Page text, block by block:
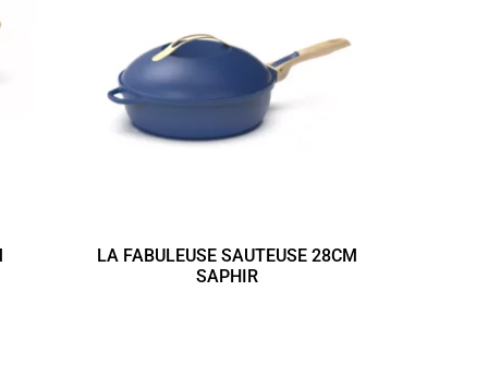
LA FABULEUSE SAUTEUSE 28CM
SAPHIR